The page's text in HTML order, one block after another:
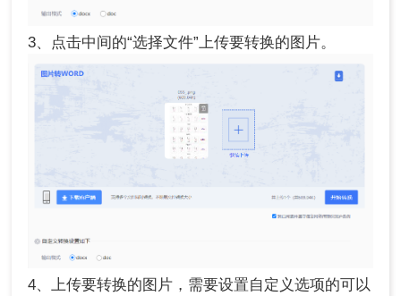
3、点击中间的“选择文件”上传要转换的图片。
4、上传要转换的图片，需要设置自定义选项的可以